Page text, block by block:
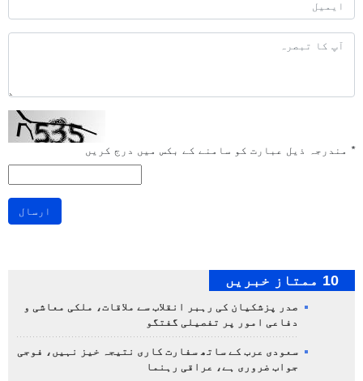
* مندرجہ ذیل عبارت کو سامنے کے بکس میں درج کریں
ارسال
10 ممتاز خبریں
صدر پزشکیان کی رہبر انقلاب سے ملاقات، ملکی معاشی و
دفاعی امور پر تفصیلی گفتگو
سعودی عرب کے ساتھ سفارت کاری نتیجہ خیز نہیں، فوجی
جواب ضروری ہے، عراقی رہنما